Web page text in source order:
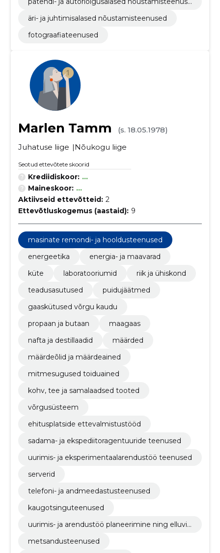
äri- ja juhtimisalased nõustamisteenused
fotograafiateenused
Marlen Tamm
(s. 18.05.1978)
Juhatuse liige
Nõukogu liige
Seotud ettevõtete skoorid
Krediidiskoor: ...
Maineskoor: ...
Aktiivseid ettevõtteid: 2
Ettevõtluskogemus (aastaid): 9
masinate remondi- ja hooldusteenused
energeetika
energia- ja maavarad
küte
laboratooriumid
riik ja ühiskond
teadusasutused
puidujäätmed
gaaskütused võrgu kaudu
propaan ja butaan
maagaas
nafta ja destillaadid
määrded
määrdeõlid ja määrdeained
mitmesugused toiduained
kohv, tee ja samalaadsed tooted
võrgusüsteem
ehitusplatside ettevalmistustööd
sadama- ja ekspediitoragentuuride teenused
uurimis- ja eksperimentaalarendustöö teenused
serverid
telefoni- ja andmeedastusteenused
kaugotsinguteenused
uurimis- ja arendustöö planeerimine ning elluvii
metsandusteenused